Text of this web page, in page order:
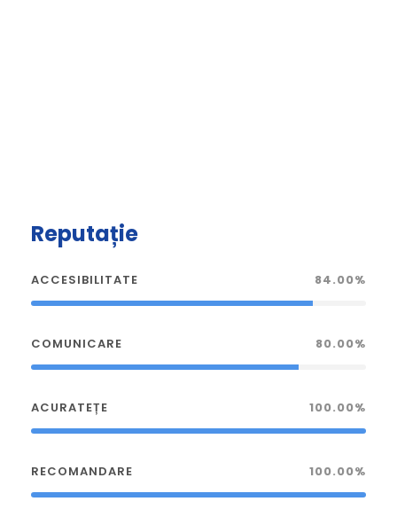
Reputație
ACCESIBILITATE 84.00%
COMUNICARE 80.00%
ACURATEȚE 100.00%
RECOMANDARE 100.00%